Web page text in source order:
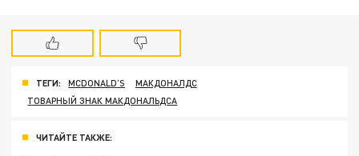
ТЕГИ: MCDONALD’S
МАКДОНАЛДС
ТОВАРНЫЙ ЗНАК МАКДОНАЛЬДСА
ЧИТАЙТЕ ТАКЖЕ: